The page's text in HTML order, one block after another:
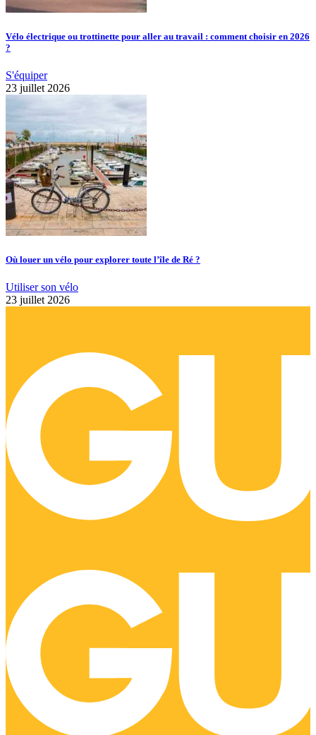
Vélo électrique ou trottinette pour aller au travail : comment choisir en 2026
?
S'équiper
23 juillet 2026
Où louer un vélo pour explorer toute l’île de Ré ?
Utiliser son vélo
23 juillet 2026